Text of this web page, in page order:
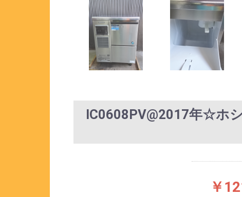
IC0608PV@2017年☆
￥